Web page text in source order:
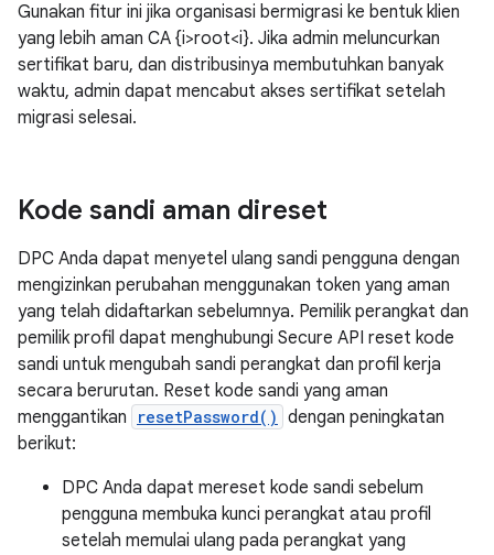
Gunakan fitur ini jika organisasi bermigrasi ke bentuk klien
yang lebih aman CA {i>root<i}. Jika admin meluncurkan
sertifikat baru, dan distribusinya membutuhkan banyak
waktu, admin dapat mencabut akses sertifikat setelah
migrasi selesai.
Kode sandi aman direset
DPC Anda dapat menyetel ulang sandi pengguna dengan
mengizinkan perubahan menggunakan token yang aman
yang telah didaftarkan sebelumnya. Pemilik perangkat dan
pemilik profil dapat menghubungi Secure API reset kode
sandi untuk mengubah sandi perangkat dan profil kerja
secara berurutan. Reset kode sandi yang aman
menggantikan
resetPassword() dengan peningkatan
berikut:
DPC Anda dapat mereset kode sandi sebelum
pengguna membuka kunci perangkat atau profil
setelah memulai ulang pada perangkat yang